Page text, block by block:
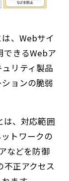
、Webサイ
できるWebア
リティ製品
ョンの脆弱
は、対応範囲
トワークの
などを防御
不正アクセス